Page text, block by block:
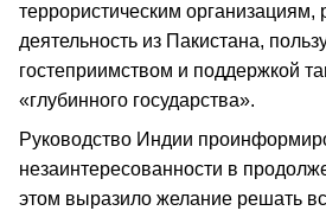
террористическим
деятельность из Пакистана,
гостеприимством и поддержкой
«глубинного государства».
Руководство Индии
незаинтересованности в
этом выразило желание решать